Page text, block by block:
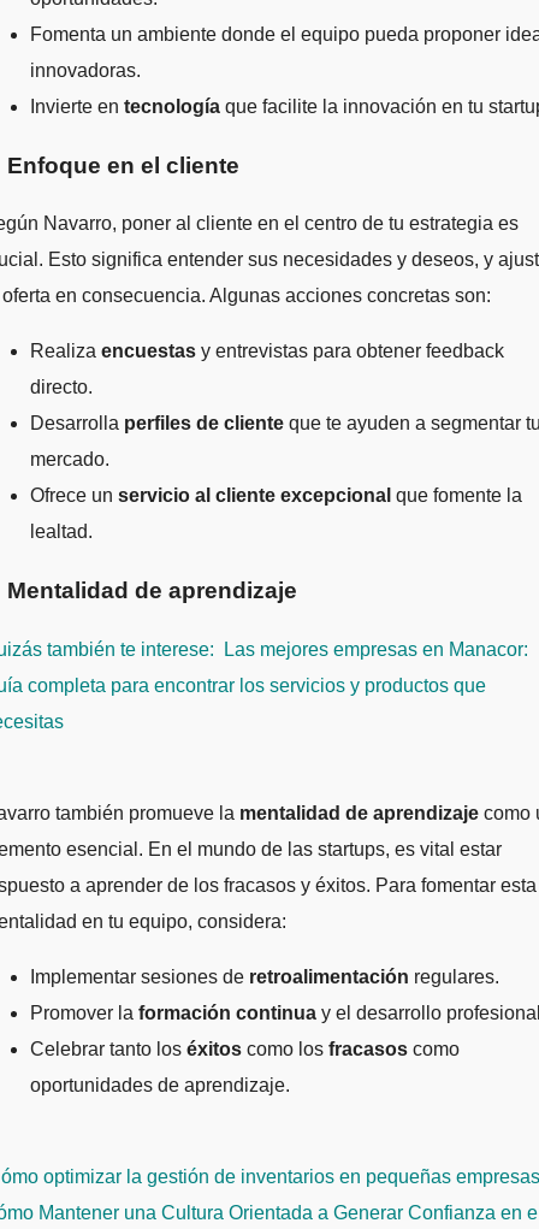
Fomenta un ambiente donde el equipo pueda proponer
innovadoras.
Invierte en tecnología que facilite la innovación en tu
Enfoque en el cliente
Navarro, poner al cliente en el centro de tu estrategia es
Esto significa entender sus necesidades y deseos, y
en consecuencia. Algunas acciones concretas son:
Realiza encuestas y entrevistas para obtener feedback
directo.
Desarrolla perfiles de cliente que te ayuden a segmentar
mercado.
Ofrece un servicio al cliente excepcional que fomente la
lealtad.
Mentalidad de aprendizaje
también te interese:
Las mejores empresas en Manacor:
completa para encontrar los servicios y productos que
también promueve la mentalidad de aprendizaje como
esencial. En el mundo de las startups, es vital estar
a aprender de los fracasos y éxitos. Para fomentar esta
en tu equipo, considera:
Implementar sesiones de retroalimentación regulares.
Promover la formación continua y el desarrollo
Celebrar tanto los éxitos como los fracasos como
oportunidades de aprendizaje.
optimizar la gestión de inventarios en pequeñas empresas
Mantener una Cultura Orientada a Generar Confianza en